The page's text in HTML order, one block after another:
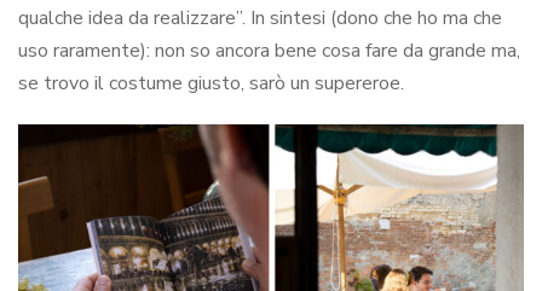
qualche idea da realizzare”. In sintesi (dono che ho ma che
uso raramente): non so ancora bene cosa fare da grande ma,
se trovo il costume giusto, sarò un supereroe.